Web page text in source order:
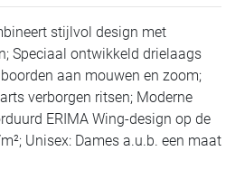
stijlvol design met
Speciaal ontwikkeld drielaags
aan mouwen en zoom;
verborgen ritsen; Moderne
ERIMA Wing-design op de
Unisex: Dames a.u.b. een maat